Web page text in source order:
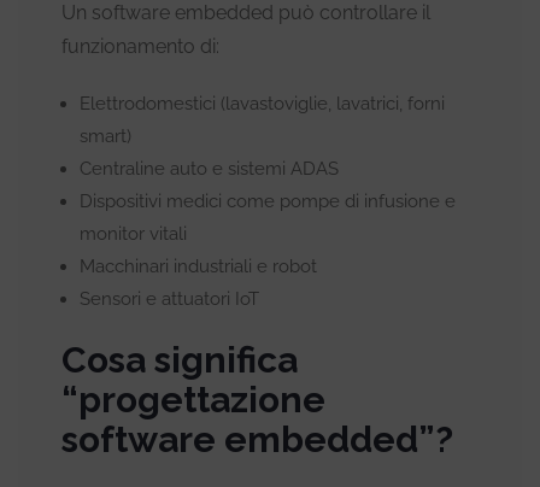
Un software embedded può controllare il
funzionamento di:
Elettrodomestici (lavastoviglie, lavatrici, forni
smart)
Centraline auto e sistemi ADAS
Dispositivi medici come pompe di infusione e
monitor vitali
Macchinari industriali e robot
Sensori e attuatori IoT
Cosa significa
“progettazione
software embedded”?